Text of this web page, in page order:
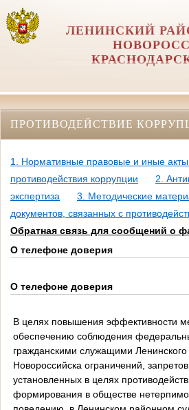
ЛЕНИНСКИЙ
ПРОТИВОДЕЙСТВИЕ
1. Нормативные правовые и иные
противодействия коррупции
2.
экспертиза
3. Методические
документов, связанных с
Обратная связь для сообщений о
О телефоне доверия
О телефоне доверия
В целях повышения эффективности
обеспечению соблюдения
гражданскими служащими Ленинского
Новороссийска ограничений,
установленных в целях
формирования в обществе